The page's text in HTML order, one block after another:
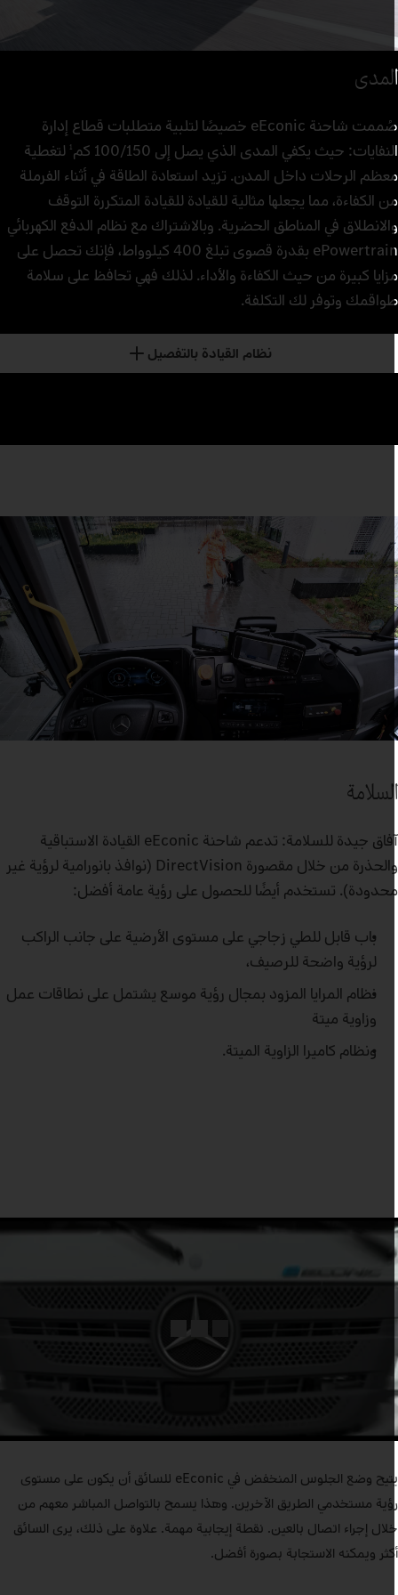
صُممت شاحنة eEconic خصيصًا لتلبية متطلبات قطاع إدارة
حيث يكفي المدى الذي يصل إلى 100/150 كم
لتغطية
الرحلات داخل المدن. تزيد استعادة الطاقة في أثناء الفرملة
الكفاءة، مما يجعلها مثالية للقيادة للقيادة المتكررة التوقف
في المناطق الحضرية. وبالاشتراك مع نظام الدفع الكهربائي
ePowertrain بقدرة قصوى تبلغ 400 كيلوواط، فإنك تحصل على
كبيرة من حيث الكفاءة والأداء. لذلك فهي تحافظ على سلامة
وتوفر لك التكلفة.
نظام القيادة بالتفصيل
آفاق جيدة للسلامة: تدعم شاحنة eEconic القيادة الاستباقية
والحذرة من خلال مقصورة DirectVision (نوافذ بانورامية لرؤية غير
تستخدم أيضًا للحصول على رؤية عامة أفضل:
باب قابل للطي زجاجي على مستوى الأرضية على جانب الراكب
لرؤية واضحة للرصيف،
نظام المرايا المزود بمجال رؤية موسع يشتمل على نطاقات عمل
وزاوية ميتة
ونظام كاميرا الزاوية الميتة.
يتيح وضع الجلوس المنخفض في eEconic للسائق أن يكون على مستوى
مستخدمي الطريق الآخرين. وهذا يسمح بالتواصل المباشر معهم من
إجراء اتصال بالعين. نقطة إيجابية مهمة. علاوة على ذلك، يرى السائق
ويمكنه الاستجابة بصورة أفضل.